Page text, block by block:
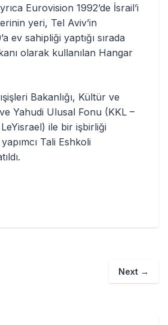
Eurovision 1992’de İsrail’i
yeri, Tel Aviv’in
ev sahipliği yaptığı sırada
olarak kullanılan Hangar
Bakanlığı, Kültür ve
Yahudi Ulusal Fonu (KKL –
ile bir işbirliği
Tali Eshkoli
Next →